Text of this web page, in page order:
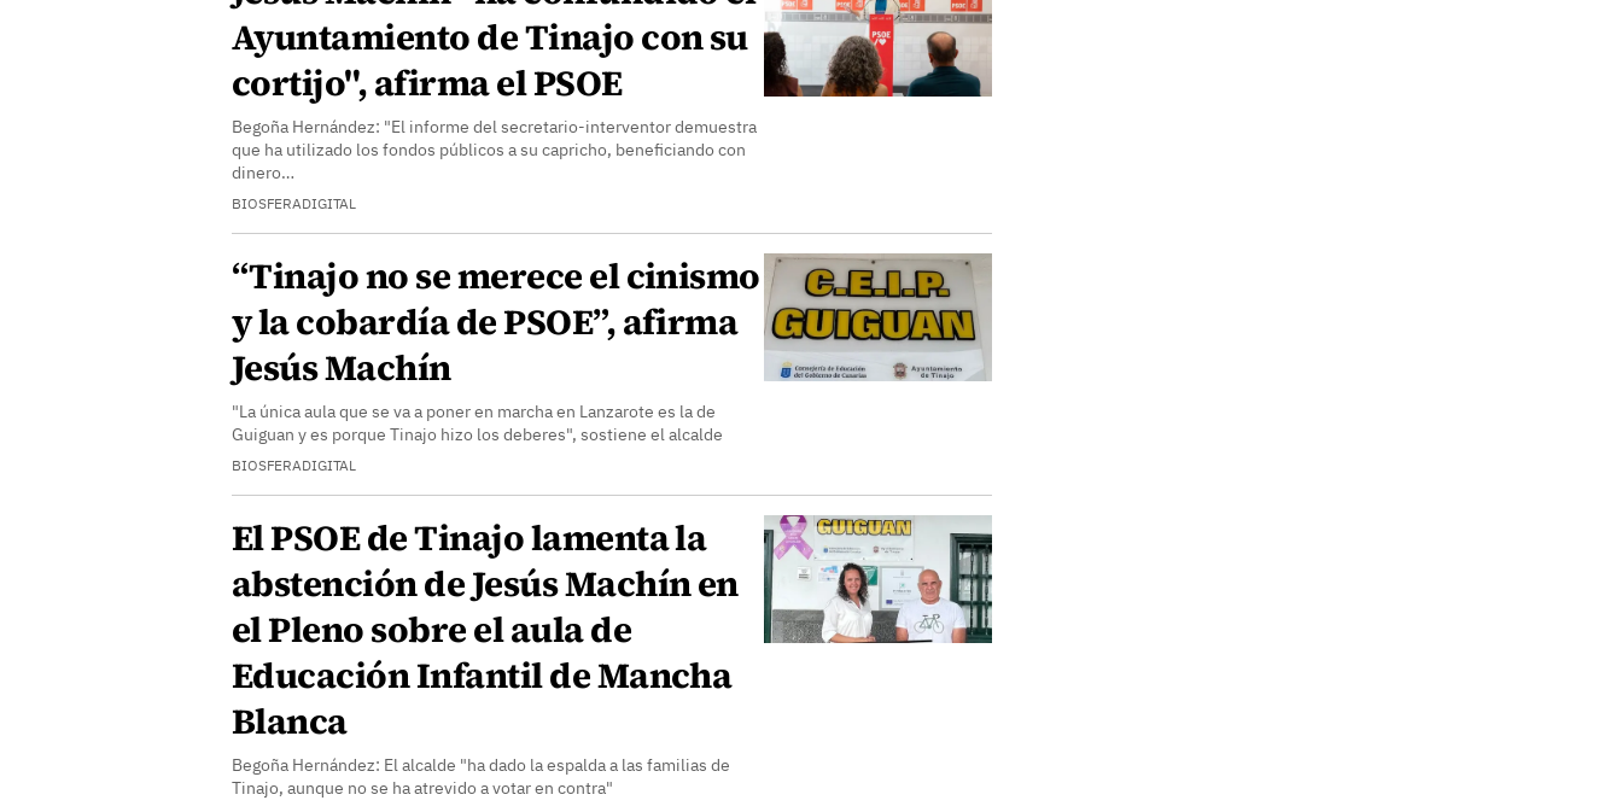
Ayuntamiento de Tinajo con su
cortijo", afirma el PSOE
Begoña Hernández: "El informe del secretario-interventor demuestra
que ha utilizado los fondos públicos a su capricho, beneficiando con
dinero…
BIOSFERADIGITAL
“Tinajo no se merece el cinismo
y la cobardía de PSOE”, afirma
Jesús Machín
"La única aula que se va a poner en marcha en Lanzarote es la de
Guiguan y es porque Tinajo hizo los deberes", sostiene el alcalde
BIOSFERADIGITAL
El PSOE de Tinajo lamenta la
abstención de Jesús Machín en
el Pleno sobre el aula de
Educación Infantil de Mancha
Blanca
Begoña Hernández: El alcalde "ha dado la espalda a las familias de
Tinajo, aunque no se ha atrevido a votar en contra"